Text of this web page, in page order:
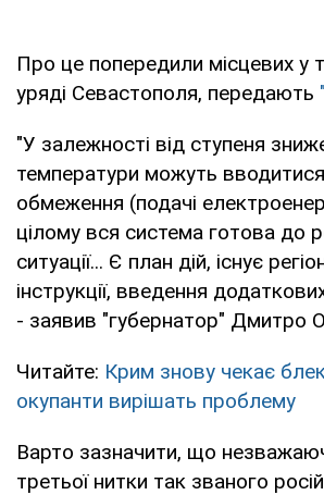
Про це попередили місцевих у
уряді Севастополя, передають
"У залежності від ступеня
температури можуть
обмеження (подачі
цілому вся система готова до
ситуації... Є план дій, існує
інструкції, введення
- заявив "губернатор" Дмитро
Читайте: Крим знову чекає
окупанти вирішать проблему
Варто зазначити, що
третьої нитки так званого